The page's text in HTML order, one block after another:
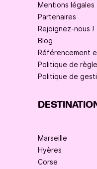
Mentions légales
Partenaires
Rejoignez-nous !
Blog
Référencement
Politique de
Politique de
Marseille
Hyères
Corse